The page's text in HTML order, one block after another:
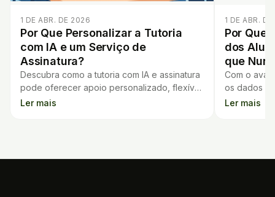
1 DE ABR. DE 2026
Por Que Personalizar a Tutoria
com IA e um Serviço de
Assinatura?
Descubra como a tutoria com IA e assinatura
pode oferecer apoio personalizado, flexível
e eficiente para estudantes, facilitando o
Ler mais
1 DE ABR.
Por Que
dos
que
Com o
os dados
importante.
Ler mais